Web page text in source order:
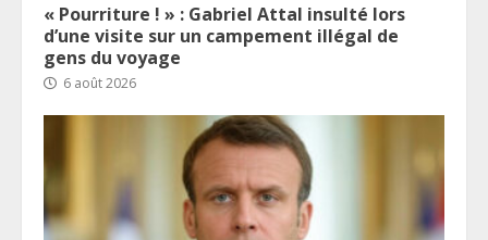
« Pourriture ! » : Gabriel Attal insulté lors
d’une visite sur un campement illégal de
gens du voyage
6 août 2026